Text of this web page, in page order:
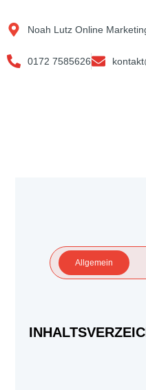
Inhalt
springen
Noah Lutz Online
0172 7585626
Allgemein